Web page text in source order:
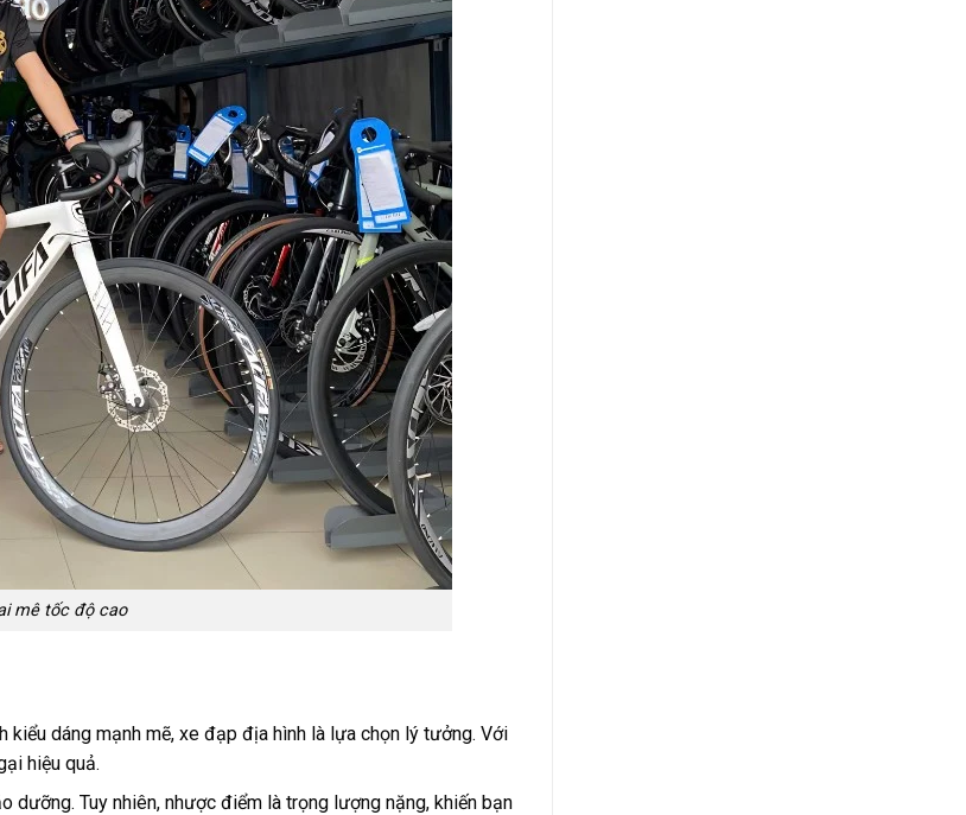
mê tốc độ cao
dáng mạnh mẽ, xe đạp địa hình là lựa chọn lý tưởng. Với
hiệu quả.
Tuy nhiên, nhược điểm là trọng lượng nặng, khiến bạn